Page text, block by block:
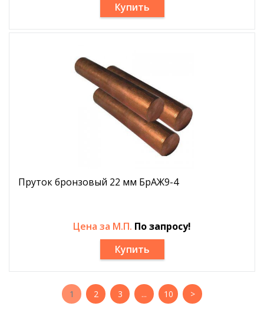
Купить
Пруток бронзовый 22 мм БрАЖ9-4
Цена за М.П. По запросу!
Купить
1 2 3 ... 10 >